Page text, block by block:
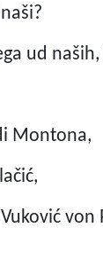
ud
Montona,
von